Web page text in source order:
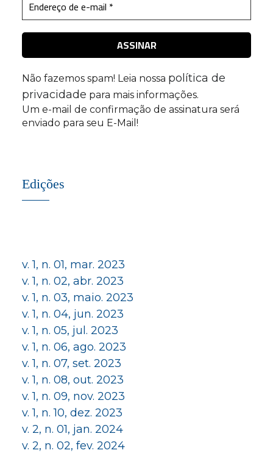
Não fazemos spam! Leia nossa política de
privacidade para mais informações.
Um e-mail de confirmação de assinatura será
enviado para seu E-Mail!
Edições
v. 1, n. 01, mar. 2023
v. 1, n. 02, abr. 2023
v. 1, n. 03, maio. 2023
v. 1, n. 04, jun. 2023
v. 1, n. 05, jul. 2023
v. 1, n. 06, ago. 2023
v. 1, n. 07, set. 2023
v. 1, n. 08, out. 2023
v. 1, n. 09, nov. 2023
v. 1, n. 10, dez. 2023
v. 2, n. 01, jan. 2024
v. 2, n. 02, fev. 2024